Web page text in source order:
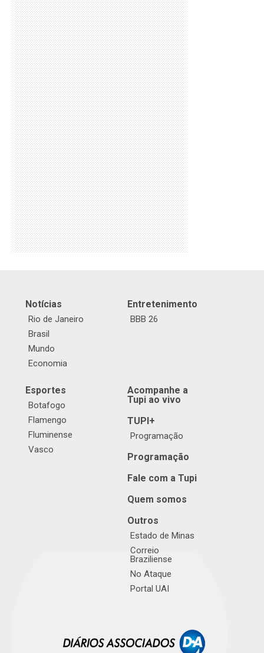
Notícias
Rio de Janeiro
Brasil
Mundo
Economia
Entretenimento
BBB 26
Esportes
Botafogo
Flamengo
Fluminense
Vasco
Acompanhe a
Tupi ao vivo
TUPI+
Programação
Programação
Fale com a Tupi
Quem somos
Outros
Estado de Minas
Correio
Braziliense
No Ataque
Portal UAI